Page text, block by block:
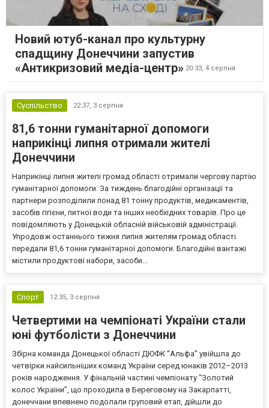
Новий ютуб-канал про культурну
спадщину Донеччини запустив
«Антикризовий медіа-центр» 20:33, 4 серпня
Суспільство 22:37, 3 серпня
81,6 тонни гуманітарної допомоги
наприкінці липня отримали жителі
Донеччини
Наприкінці липня жителі громад області отримали чергову партію
гуманітарної допомоги. За тиждень благодійні організації та
партнери розподілили понад 81 тонну продуктів, медикаментів,
засобів гігієни, питної води та інших необхідних товарів. Про це
повідомляють у Донецькій обласній військовій адміністрації.
Упродовж останнього тижня липня жителям громад області
передали 81,6 тонни гуманітарної допомоги. Благодійні вантажі
містили продуктові набори, засоби...
Спорт 12:35, 3 серпня
Четвертими на чемпіонаті України стали
юні футболісти з Донеччини
Збірна команда Донецької області ДЮФК “Альфа” увійшла до
четвірки найсильніших команд України серед юнаків 2012–2013
років народження. У фінальній частині чемпіонату “Золотий
колос України”, що проходила в Береговому на Закарпатті,
донеччани впевнено подолали груповий етап, дійшли до